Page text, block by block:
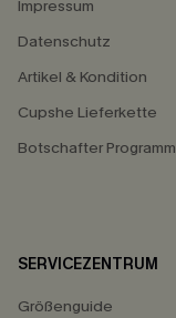
Impressum
Datenschutz
Artikel & Kondition
Cupshe Lieferkette
Botschafter Programm
SERVICEZENTRUM
Größenguide